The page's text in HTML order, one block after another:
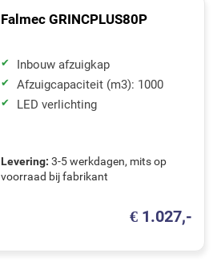
Falmec GRINCPLUS80P
Inbouw afzuigkap
Afzuigcapaciteit (m3): 1000
LED verlichting
Levering: 3-5 werkdagen, mits op
voorraad bij fabrikant
€ 1.027,-